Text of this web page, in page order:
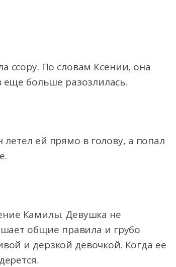
ссору. По словам Ксении, она
еще больше разозлилась.
летел ей прямо в голову, а попал
Камилы. Девушка не
общие правила и грубо
и дерзкой девочкой. Когда ее